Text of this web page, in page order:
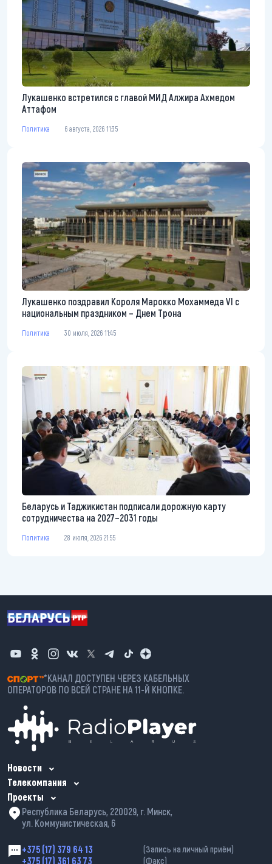
Лукашенко встретился с главой МИД Алжира Ахмедом
Аттафом
Политика 6 августа, 2026 11:35
Лукашенко поздравил Короля Марокко Мохаммеда VI с
национальным праздником – Днем Трона
Политика 30 июля, 2026 11:45
Беларусь и Таджикистан подписали дорожную карту
сотрудничества на 2027–2031 годы
Политика 28 июля, 2026 21:55
*КАНАЛ ДОСТУПЕН ЧЕРЕЗ КАБЕЛЬНЫХ
ОПЕРАТОРОВ ПО ВСЕЙ СТРАНЕ НА 11-Й КНОПКЕ.
Новости
Телекомпания
Проекты
Республика Беларусь, 220029, г. Минск,
ул. Коммунистическая, 6
+375 (17) 379 64 13 (Запись на личный приём)
+375 (17) 361 63 73 (Факс)